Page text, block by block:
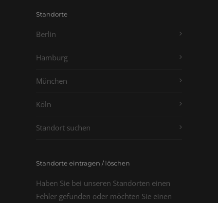
Standorte
Berlin
Hamburg
München
Köln
Standort suchen
Standorte eintragen / löschen
Haben Sie bei unseren Standorten einen
Fehler gefunden oder möchten Sie einen